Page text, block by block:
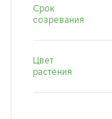
Срок
созревания
Цвет
растения